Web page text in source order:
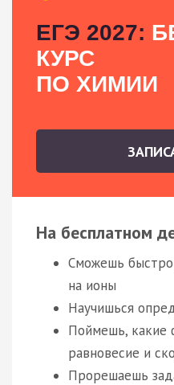
ЕГЭ 2027:
КУРС
ПО ХИМИИ
На бесплатном
Сможешь
на ионы
Научишься
Поймешь, какие
равновесие и
Прорешаешь